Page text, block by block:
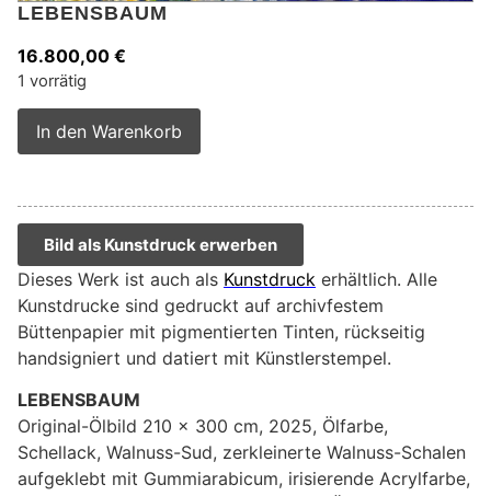
LEBENSBAUM
16.800,00 €
1 vorrätig
In den Warenkorb
Bild als Kunstdruck erwerben
Dieses Werk ist auch als Kunstdruck erhältlich. Alle
Kunstdrucke sind gedruckt auf archivfestem
Büttenpapier mit pigmentierten Tinten, rückseitig
handsigniert und datiert mit Künstlerstempel.
LEBENSBAUM
Original-Ölbild 210 x 300 cm, 2025, Ölfarbe,
Schellack, Walnuss-Sud, zerkleinerte Walnuss-Schalen
aufgeklebt mit Gummiarabicum, irisierende Acrylfarbe,